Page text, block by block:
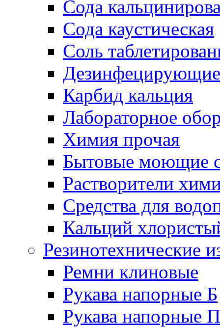
Сода
Сода каустическая
Соль
Дезинфецирующие
Карбид кальция
Лабораторное
Химия прочая
Бытовые моющие
Растворители
Средства для
Кальций
Резинотехнические
Ремни клиновые
Рукава напорные Б
Рукава напорные П